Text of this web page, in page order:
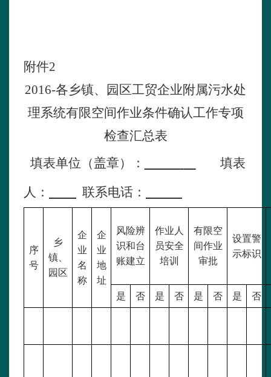
附件2
2016-各乡镇、园区工贸企业附属污水处
理系统有限空间作业条件确认工作专项
检查汇总表
填表单位（盖章）：
填表
人：
联系电话：
序
号
乡
镇、
园区
企
业
名
称
企
业
地
址
风险辨
识和台
账建立
作业人
员安全
培训
有限空
间作业
审批
设置警
示标识
是 否 是 否 是 否 是 否